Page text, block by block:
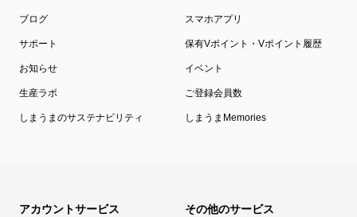
ブログ スマホアプリ
サポート 保有Vポイント・Vポイント履歴
お知らせ イベント
生産ラボ ご登録会員数
しまうまのサステナビリティ しまうまMemories
アカウントサービス その他のサービス